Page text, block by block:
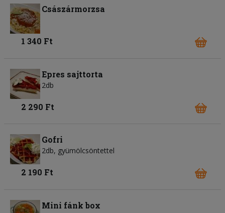
Császármorzsa
1 340 Ft
Epres sajttorta
2db
2 290 Ft
Gofri
2db, gyümölcsöntettel
2 190 Ft
Mini fánk box